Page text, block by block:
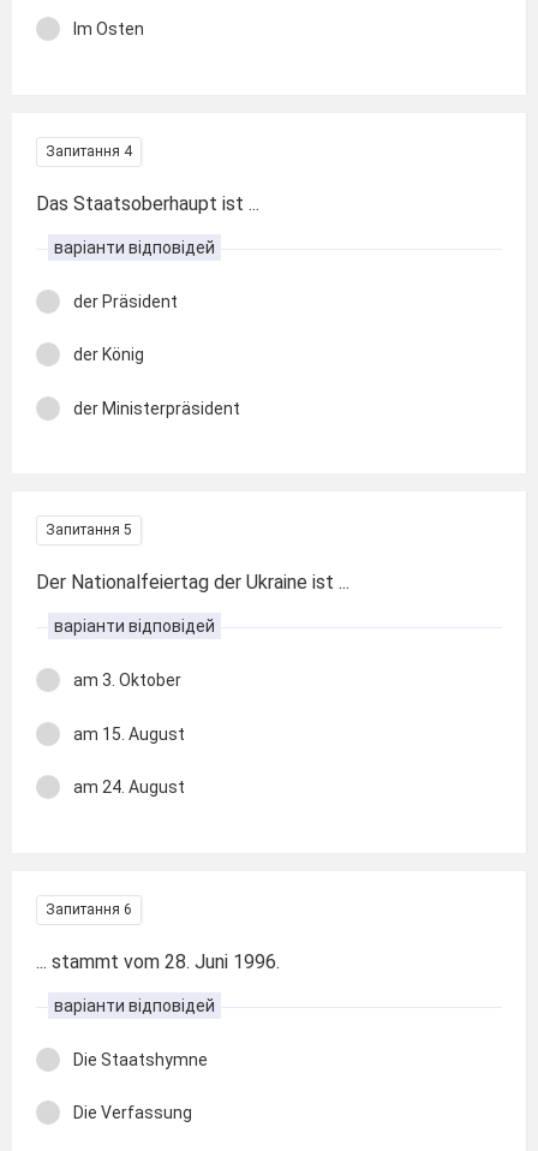
Im Osten
Запитання 4
Das Staatsoberhaupt ist ...
варіанти відповідей
der Präsident
der König
der Ministerpräsident
Запитання 5
Der Nationalfeiertag der Ukraine ist ...
варіанти відповідей
am 3. Oktober
am 15. August
am 24. August
Запитання 6
... stammt vom 28. Juni 1996.
варіанти відповідей
Die Staatshymne
Die Verfassung